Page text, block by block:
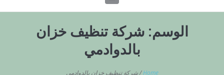
الوسم:شركة تنظيف خزان
بالدوادمي
Home
/شركة تنظيف خزان بالدوادمي